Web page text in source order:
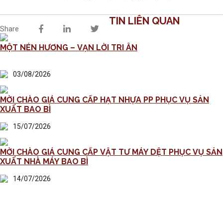
Share
TIN LIÊN QUAN
MỘT NÉN HƯƠNG – VẠN LỜI TRI ÂN
03/08/2026
MỜI CHÀO GIÁ CUNG CẤP HẠT NHỰA PP PHỤC VỤ SẢN
XUẤT BAO BÌ
15/07/2026
MỜI CHÀO GIÁ CUNG CẤP VẬT TƯ MÁY DỆT PHỤC VỤ SẢN
XUẤT NHÀ MÁY BAO BÌ
14/07/2026